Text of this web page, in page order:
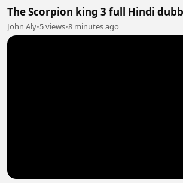
The Scorpion king 3 full Hindi
John Aly•5 views•8 minutes ago